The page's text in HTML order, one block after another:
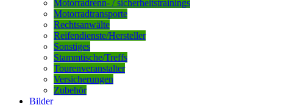
Motorradrenn- / sicherheitstrainings
Motorradtransporte
Rechtsanwälte
Reifendienste/Hersteller
Sonstiges
Stammtische/Treffs
Tourenveranstalter
Versicherungen
Zubehör
Bilder